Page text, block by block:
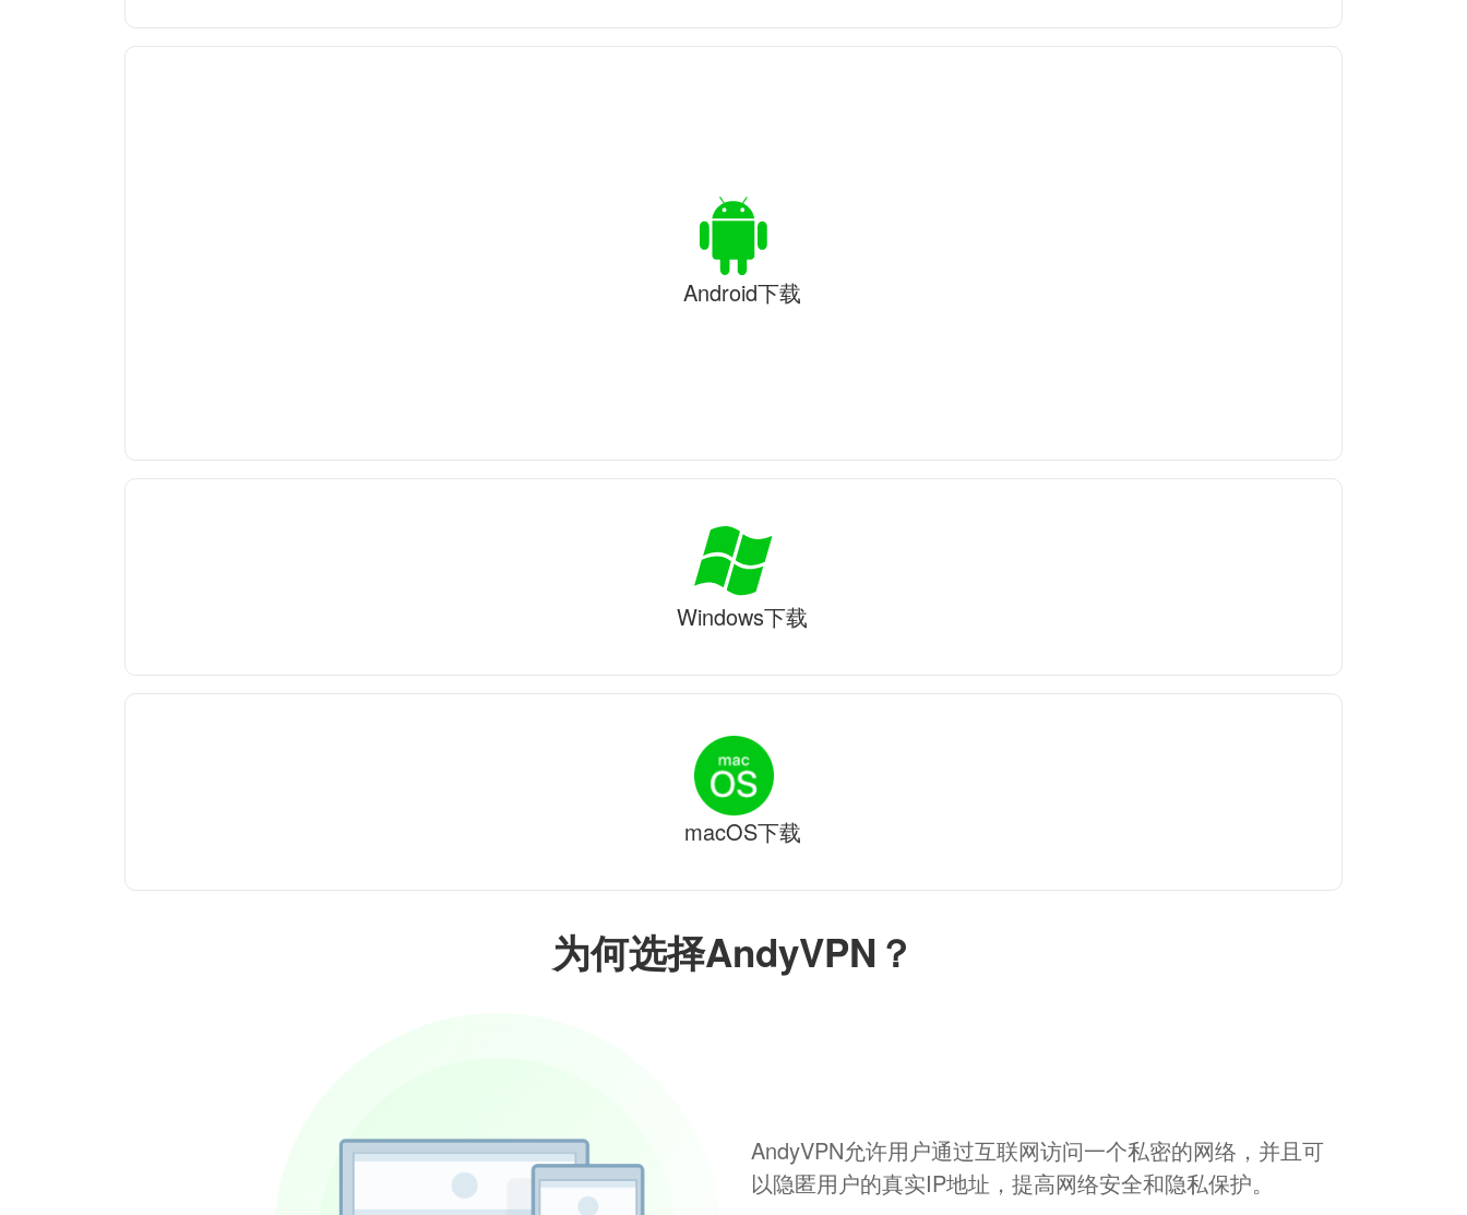
为何选择AndyVPN？
AndyVPN允许用户通过互联网访问一个私密的网络，并且可
以隐匿用户的真实IP地址，提高网络安全和隐私保护。
Android下载
Windows下载
macOS下载